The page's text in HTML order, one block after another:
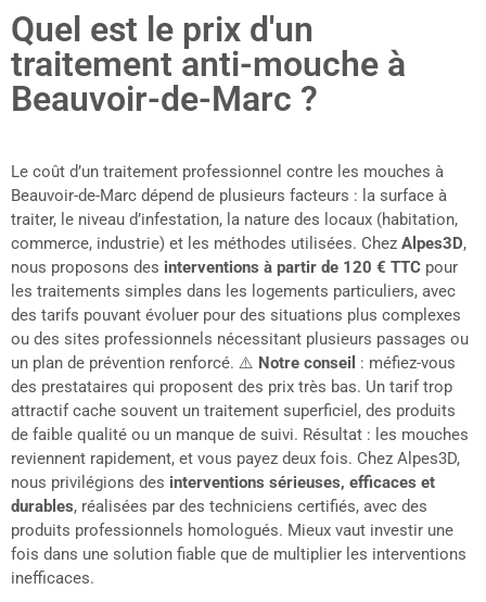
Quel est le prix d'un
traitement anti-mouche à
Beauvoir-de-Marc ?
Le coût d’un traitement professionnel contre les mouches à
Beauvoir-de-Marc dépend de plusieurs facteurs : la surface à
traiter, le niveau d’infestation, la nature des locaux (habitation,
commerce, industrie) et les méthodes utilisées. Chez Alpes3D,
nous proposons des interventions à partir de 120 € TTC pour
les traitements simples dans les logements particuliers, avec
des tarifs pouvant évoluer pour des situations plus complexes
ou des sites professionnels nécessitant plusieurs passages ou
un plan de prévention renforcé. ⚠️ Notre conseil : méfiez-vous
des prestataires qui proposent des prix très bas. Un tarif trop
attractif cache souvent un traitement superficiel, des produits
de faible qualité ou un manque de suivi. Résultat : les mouches
reviennent rapidement, et vous payez deux fois. Chez Alpes3D,
nous privilégions des interventions sérieuses, efficaces et
durables, réalisées par des techniciens certifiés, avec des
produits professionnels homologués. Mieux vaut investir une
fois dans une solution fiable que de multiplier les interventions
inefficaces.